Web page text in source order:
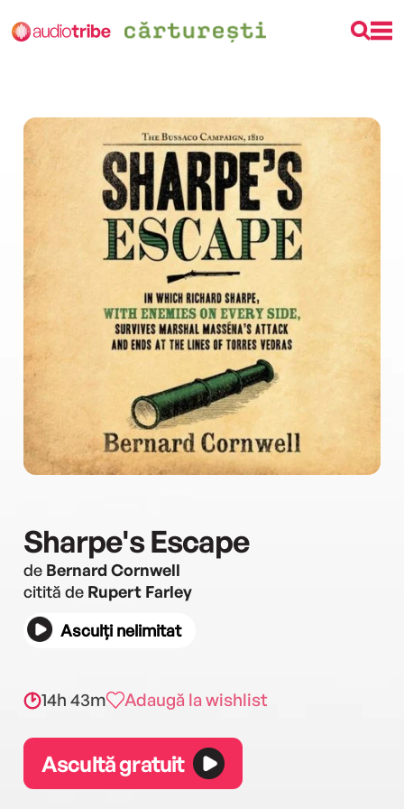
Sharpe's Escape
de Bernard Cornwell
citită de Rupert Farley
Asculți nelimitat
14h 43m Adaugă la wishlist
Ascultă gratuit